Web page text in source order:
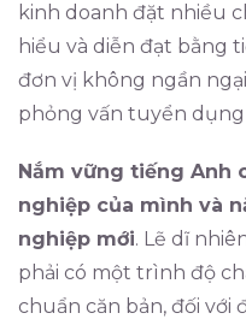
kinh doanh đặt nhiều
hiểu và diễn đạt bằng
đơn vị không ngần
phỏng vấn tuyển
Nắm vững tiếng Anh
nghiệp của mình và
nghiệp mới. Lẽ dĩ
phải có một trình độ
chuẩn căn bản, đối với